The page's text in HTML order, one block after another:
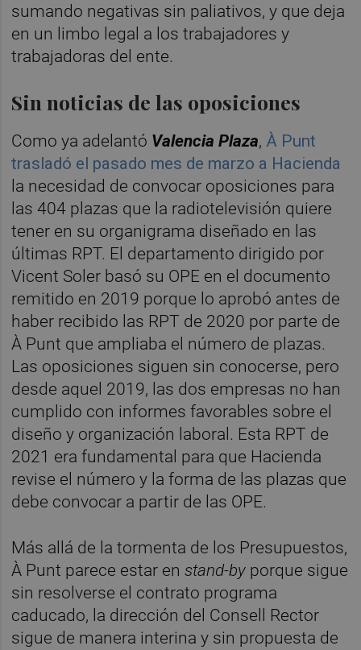
sumando negativas sin paliativos, y que deja
en un limbo legal a los trabajadores y
trabajadoras del ente.
Sin noticias de las oposiciones
Como ya adelantó Valencia Plaza, À Punt
trasladó el pasado mes de marzo a Hacienda
la necesidad de convocar oposiciones para
las 404 plazas que la radiotelevisión quiere
tener en su organigrama diseñado en las
últimas RPT. El departamento dirigido por
Vicent Soler basó su OPE en el documento
remitido en 2019 porque lo aprobó antes de
haber recibido las RPT de 2020 por parte de
À Punt que ampliaba el número de plazas.
Las oposiciones siguen sin conocerse, pero
desde aquel 2019, las dos empresas no han
cumplido con informes favorables sobre el
diseño y organización laboral. Esta RPT de
2021 era fundamental para que Hacienda
revise el número y la forma de las plazas que
debe convocar a partir de las OPE.
Más allá de la tormenta de los Presupuestos,
À Punt parece estar enstand-by porque sigue
sin resolverse el contrato programa
caducado, la dirección del Consell Rector
sigue de manera interina y sin propuesta de